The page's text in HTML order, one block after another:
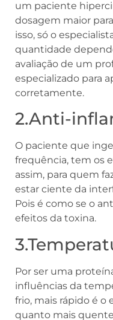
um paciente
dosagem maior
isso, só o
quantidade
avaliação de um
especializado para
corretamente.
2.Anti-
O paciente que
frequência, tem os
assim, para quem
estar ciente da
Pois é como se o
efeitos da toxina.
Por ser uma
influências da
frio, mais rápido é o
quanto mais